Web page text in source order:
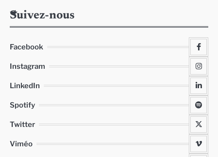
Suivez-nous
Facebook
Instagram
LinkedIn
Spotify
Twitter
Viméo